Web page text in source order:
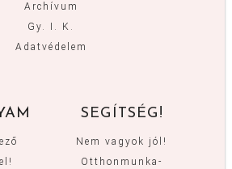
Archívum
Gy. I. K.
Adatvédelem
SEGÍTSÉG!
Nem vagyok jól!
Otthonmunka-